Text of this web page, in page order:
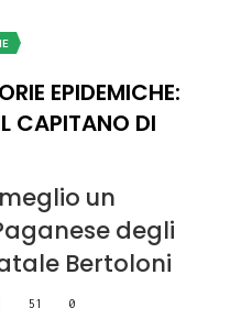
EPIDEMICHE:
CAPITANO DI
un
degli
Bertoloni
51 0